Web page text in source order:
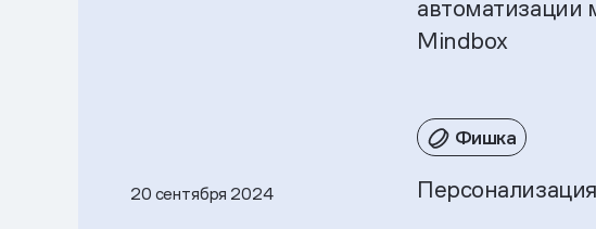
автоматизации
Mindbox
Фишка
20 сентября 2024